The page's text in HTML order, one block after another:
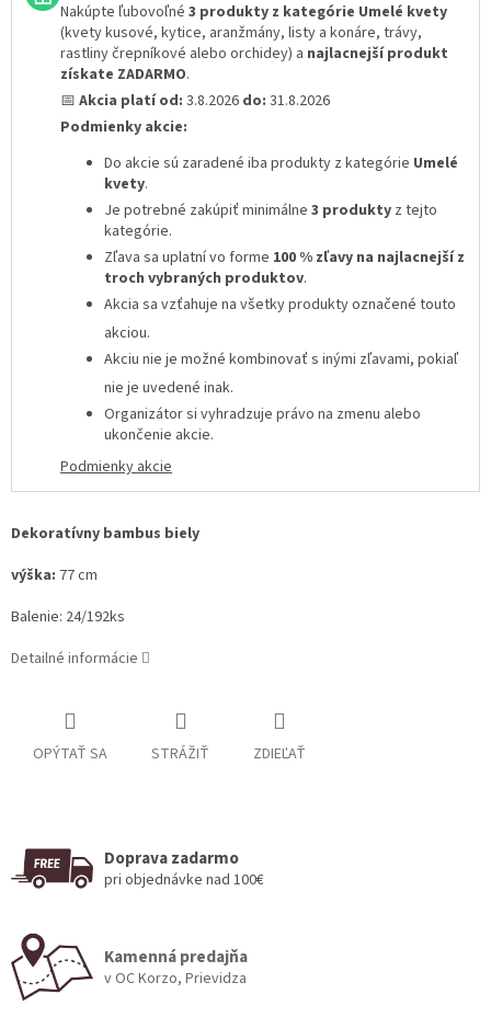
Nakúpte ľubovoľné 3 produkty z kategórie Umelé kvety
(kvety kusové, kytice, aranžmány, listy a konáre, trávy,
rastliny črepníkové alebo orchidey) a najlacnejší produkt
získate ZADARMO.
📅 Akcia platí od: 3.8.2026 do: 31.8.2026
Podmienky akcie:
Do akcie sú zaradené iba produkty z kategórie Umelé
kvety.
Je potrebné zakúpiť minimálne 3 produkty z tejto
kategórie.
Zľava sa uplatní vo forme 100 % zľavy na najlacnejší z
troch vybraných produktov.
Akcia sa vzťahuje na všetky produkty označené touto
akciou.
Akciu nie je možné kombinovať s inými zľavami, pokiaľ
nie je uvedené inak.
Organizátor si vyhradzuje právo na zmenu alebo
ukončenie akcie.
Podmienky akcie
Dekoratívny bambus biely
výška: 77 cm
Balenie: 24/192ks
Detailné informácie
OPÝTAŤ SA STRÁŽIŤ ZDIEĽAŤ
Doprava zadarmo
pri objednávke nad 100€
Kamenná predajňa
v OC Korzo, Prievidza